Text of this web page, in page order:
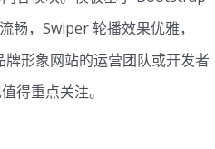
畅，Swiper 轮播效果优雅，
形象网站的运营团队或开发者
得重点关注。